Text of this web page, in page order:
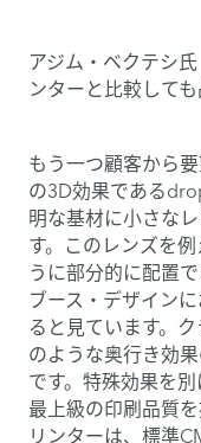
アジム・ベクテシ
ンターと比較して
もう一つ顧客から
の3D効果である
明な基材に小さな
す。このレンズを
うに部分的に配置
ブース・デザイン
ると見ています。
のような奥行き効
です。特殊効果を
最上級の印刷品質
リンターは、標準